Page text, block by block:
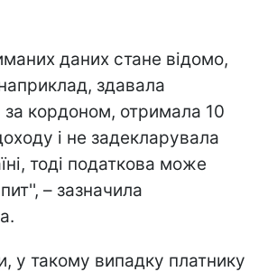
даних стане відомо,
здавала
за кордоном, отримала 10
і не задекларувала
тоді податкова може
– зазначила
у такому випадку платнику